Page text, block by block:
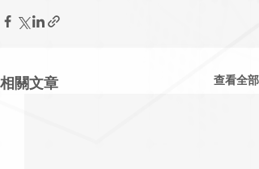
相關文章 查看全部